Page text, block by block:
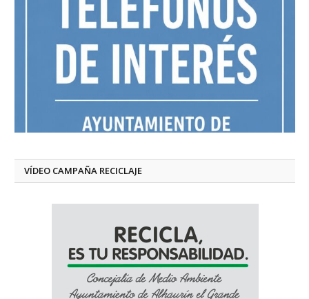
VÍDEO CAMPAÑA RECICLAJE